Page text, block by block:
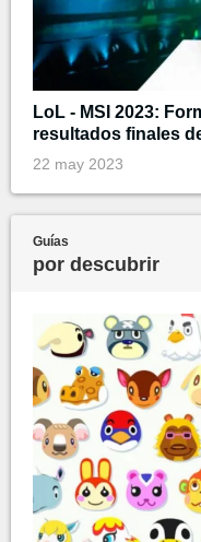
LoL - MSI 2023:
resultados finales
22 may 2023
Guías
por descubrir